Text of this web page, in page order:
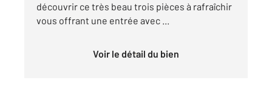
découvrir ce très beau trois pièces à rafraîchir
vous offrant une entrée avec ...
Voir le détail du bien